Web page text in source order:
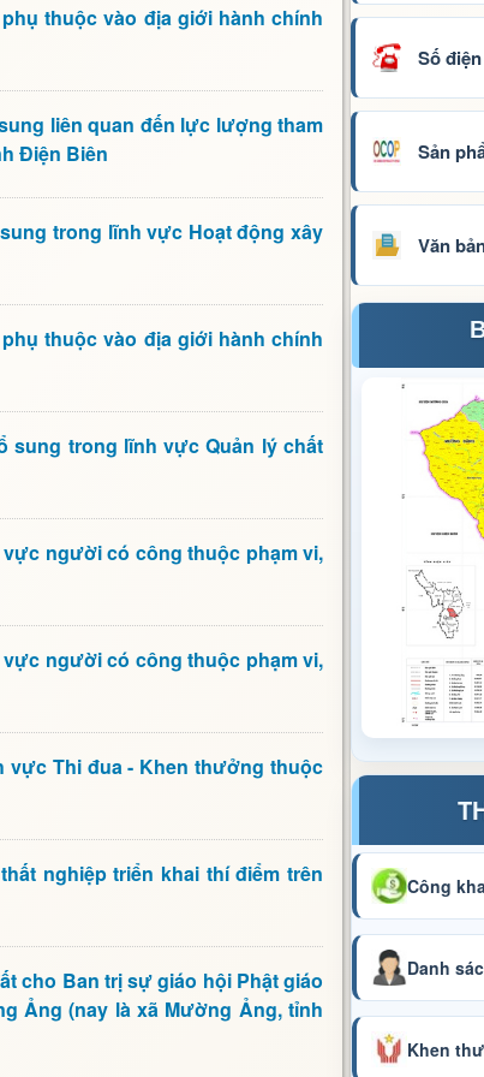
thuộc vào địa giới hành chính
liên quan đến lực lượng tham
Điện Biên
trong lĩnh vực Hoạt động xây
thuộc vào địa giới hành chính
sung trong lĩnh vực Quản lý chất
người có công thuộc phạm vi,
người có công thuộc phạm vi,
vực Thi đua - Khen thưởng thuộc
nghiệp triển khai thí điểm trên
cho Ban trị sự giáo hội Phật giáo
Ảng (nay là xã Mường Ảng, tỉnh
Số
Sản
Văn
Công
Danh
Khen